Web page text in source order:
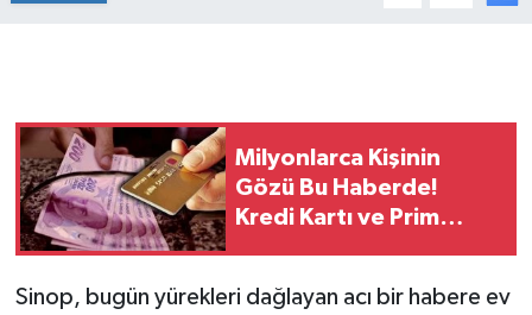
Milyonlarca Kişinin
Gözü Bu Haberde!
Kredi Kartı ve Prim
Sinop, bugün yürekleri dağlayan acı bir habere ev